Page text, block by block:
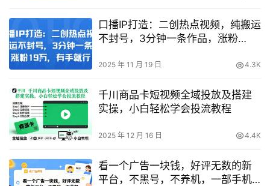
口播IP打造：二创热点视频，纯搬运
不封号，3分钟一条作品，涨粉
2025 年 11 月 19 日 4.3K
千川商品卡短视频全域投放及搭建
实操，小白轻松学会投流教程
2025 年 12 月 16 日 4.4K
看一个广告一块钱，好评无数的新
平台，不黑号，不养机，一部手机